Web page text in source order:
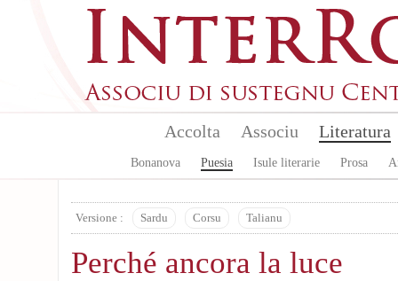
Accolta Associu Literatura
Bonanova Puesia Isule literarie Prosa
Versione : Sardu Corsu Talianu
Perché ancora la luce